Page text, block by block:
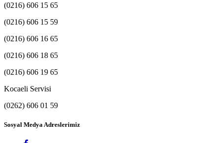
(0216) 606 15 65
(0216) 606 15 59
(0216) 606 16 65
(0216) 606 18 65
(0216) 606 19 65
Kocaeli Servisi
(0262) 606 01 59
Sosyal Medya Adreslerimiz